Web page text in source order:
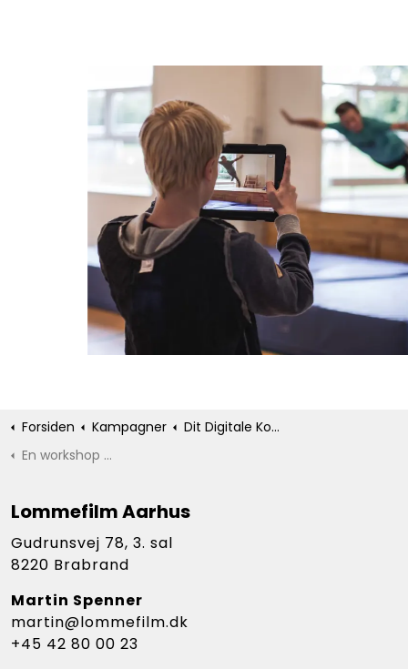
Forsiden Kampagner Dit Digitale Kompas
En workshop med Lommefilm
Lommefilm Aarhus
Gudrunsvej 78, 3. sal
8220 Brabrand
Martin Spenner
martin@lommefilm.dk
+45 42 80 00 23